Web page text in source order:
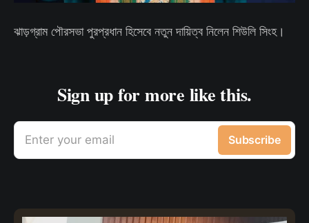
ঝাড়গ্রাম পৌরসভা পুরপ্রধান হিসেবে নতুন দায়িত্ব নিলেন শিউলি সিংহ।
Sign up for more like this.
Enter your email Subscribe